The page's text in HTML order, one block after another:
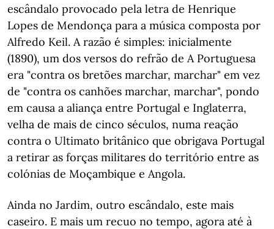
escândalo provocado pela letra de Henrique
Lopes de Mendonça para a música composta por
Alfredo Keil. A razão é simples: inicialmente
(1890), um dos versos do refrão de A Portuguesa
era "contra os bretões marchar, marchar" em vez
de "contra os canhões marchar, marchar", pondo
em causa a aliança entre Portugal e Inglaterra,
velha de mais de cinco séculos, numa reação
contra o Ultimato britânico que obrigava Portugal
a retirar as forças militares do território entre as
colónias de Moçambique e Angola.
Ainda no Jardim, outro escândalo, este mais
caseiro. E mais um recuo no tempo, agora até à